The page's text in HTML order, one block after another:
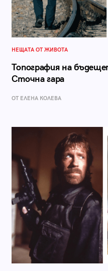
НЕЩАТА ОТ ЖИВОТА
Топография на
Сточна гара
ОТ ЕЛЕНА КОЛЕВА